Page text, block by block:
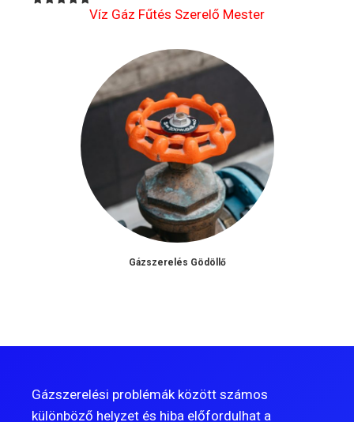
Víz Gáz Fűtés Szerelő Mester
Gázszerelés Gödöllő
Gázszerelési problémák között számos
különböző helyzet és hiba előfordulhat a